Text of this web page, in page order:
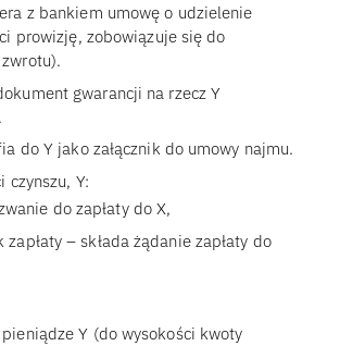
z bankiem umowę o udzielenie
prowizję, zobowiązuje się do
gwarancji na rzecz Y
do Y jako załącznik do umowy najmu.
czynszu, Y:
do zapłaty do X,
– składa żądanie zapłaty do
pieniądze Y (do wysokości kwoty